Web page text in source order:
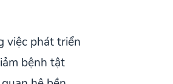
việc phát triển
bệnh tật